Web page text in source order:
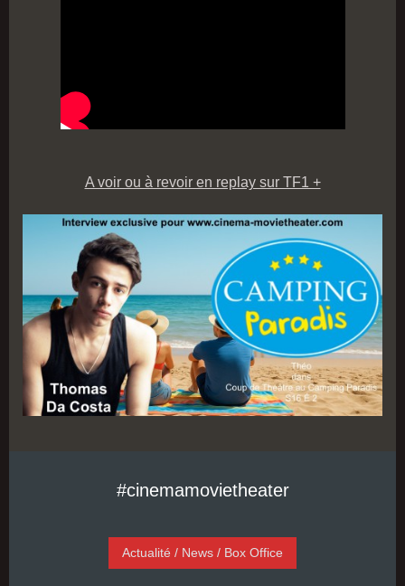
A voir ou à revoir en replay sur TF1 +
#cinemamovietheater
Actualité / News / Box Office